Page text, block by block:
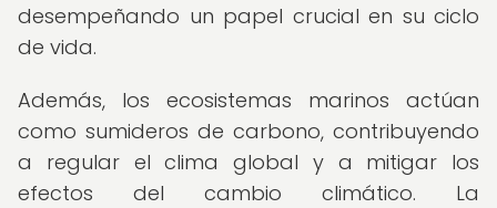
desempeñando un papel crucial en su ciclo
de vida.
Además, los ecosistemas marinos actúan
como sumideros de carbono, contribuyendo
a regular el clima global y a mitigar los
efectos del cambio climático. La